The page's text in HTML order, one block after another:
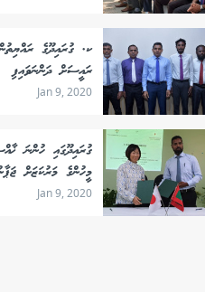
ކ. ގުރައިދޫގެ
ރައީސަށް ދަންނަވައިފި
Jan 9, 2020
ގުރައިދޫގައި ހުންނަ
މީހުންގެ މަރުކަޒަށް
Jan 9, 2020